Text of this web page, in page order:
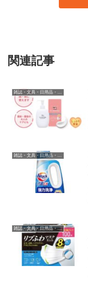
関連記事
雑誌・文具・日用品・インテリア
雑誌・文具・日用品・インテリア